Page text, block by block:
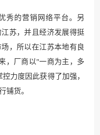
秀的营销网络平台。另
苏，并且经济发展得挺
，所以在江苏本地有良
，厂商以"一商为主，多
力度因此获得了加强，
铺货。